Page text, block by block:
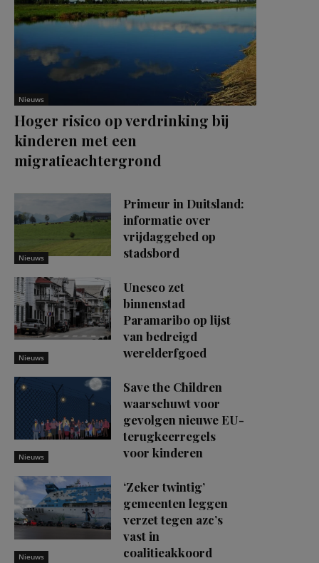
Nieuws
Hoger risico op verdrinking bij
kinderen met een
migratieachtergrond
Nieuws
Primeur in Duitsland:
informatie over
vrijdaggebed op
stadsbord
Nieuws
Unesco zet
binnenstad
Paramaribo op lijst
van bedreigd
werelderfgoed
Nieuws
Save the Children
waarschuwt voor
gevolgen nieuwe EU-
terugkeerregels
voor kinderen
Nieuws
‘Zeker twintig’
gemeenten leggen
verzet tegen azc’s
vast in
coalitieakkoord